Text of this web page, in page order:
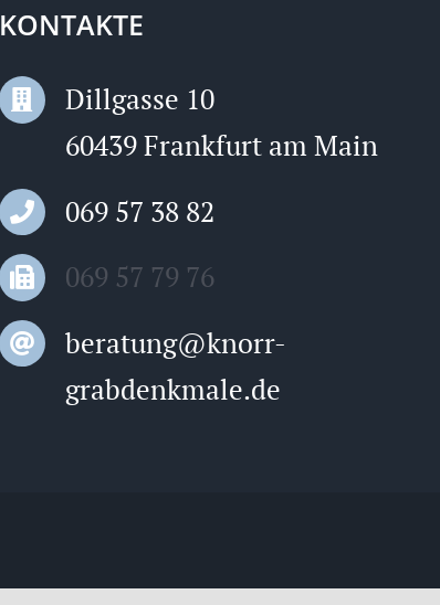
KONTAKTE
Dillgasse 10
60439 Frankfurt am Main
069 57 38 82
069 57 79 76
beratung@knorr-
grabdenkmale.de